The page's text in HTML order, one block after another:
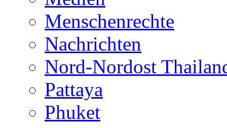
Menschenrechte
Nachrichten
Nord-Nordost
Pattaya
Phuket